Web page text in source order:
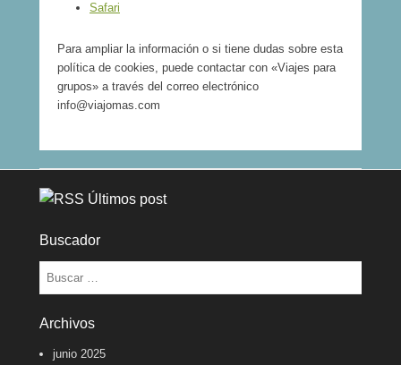
Safari
Para ampliar la información o si tiene dudas sobre esta
política de cookies, puede contactar con «Viajes para
grupos» a través del correo electrónico
info@viajomas.com
Últimos post
Buscador
Buscar
Archivos
junio 2025